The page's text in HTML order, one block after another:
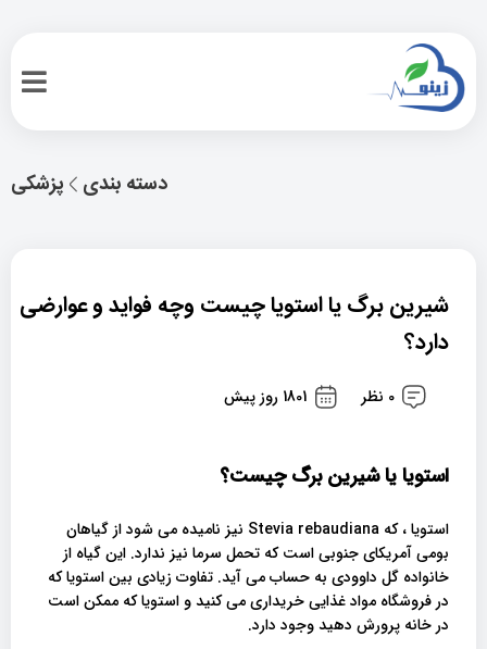
پزشکی دسته بندی
شیرین برگ یا استویا چیست وچه فواید و عوارضی
دارد؟
0 نظر 1801 روز پیش
استویایا شیرین برگچیست؟
استویا ، که Stevia rebaudiana نیز نامیده می شود از گیاهان
بومی آمریکای جنوبی است که تحمل سرما نیز ندارد. این گیاه از
خانواده گل داوودی به حساب می آید. تفاوت زیادی بین استویا که
در فروشگاه مواد غذایی خریداری می کنید و استویا که ممکن است
در خانه پرورش دهید وجود دارد.